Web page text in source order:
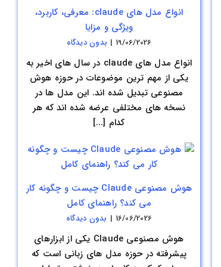
انواع مدل های claude: معرفی، کاربرد،
ویژگی و مزایا
19/06/2026
| بدون ديدگاه
انواع مدل های claude در سال های اخیر به
یکی از مهم ترین موضوعات در حوزه هوش
مصنوعی تبدیل شده اند. این مدل ها در
نسخه های مختلفی عرضه شده اند که هر
کدام [...]
هوش مصنوعی Claude چیست و چگونه کار
می کند؟ راهنمای کامل
16/06/2026
| بدون ديدگاه
هوش مصنوعی Claude یکی از ابزارهای
پیشرفته در حوزه مدل های زبانی است که